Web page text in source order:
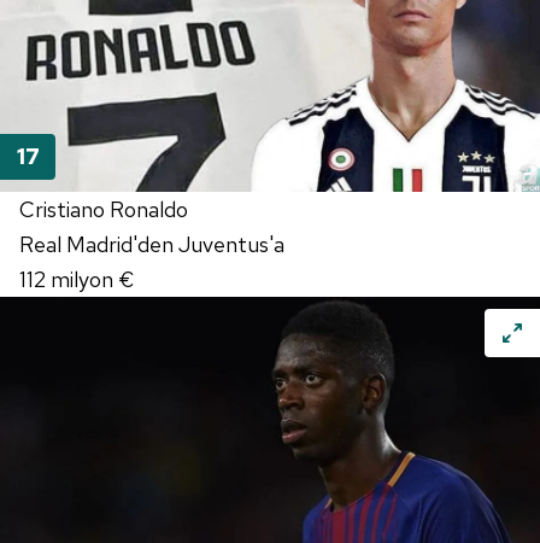
Cristiano Ronaldo
Real Madrid'den Juventus'a
112 milyon €